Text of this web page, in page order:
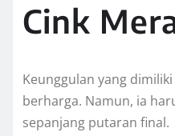
Cink
Keunggulan yang
berharga. Namun, ia
sepanjang putaran final.